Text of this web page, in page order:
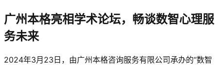
广州本格亮相学术论坛，畅谈数智心理服
务未来
2024年3月23日，由广州本格咨询服务有限公司承办的“数智